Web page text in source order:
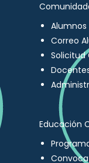
Alumnos
Correo
Solicitud
Educación